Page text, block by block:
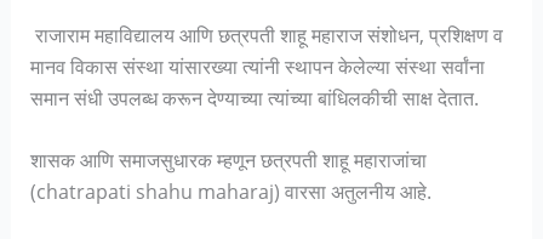
राजाराम महाविद्यालय आणि छत्रपती शाहू महाराज संशोधन, प्रशिक्षण व
मानव विकास संस्था यांसारख्या त्यांनी स्थापन केलेल्या संस्था सर्वांना
समान संधी उपलब्ध करून देण्याच्या त्यांच्या बांधिलकीची साक्ष देतात.
शासक आणि समाजसुधारक म्हणून छत्रपती शाहू महाराजांचा
(chatrapati shahu maharaj) वारसा अतुलनीय आहे.